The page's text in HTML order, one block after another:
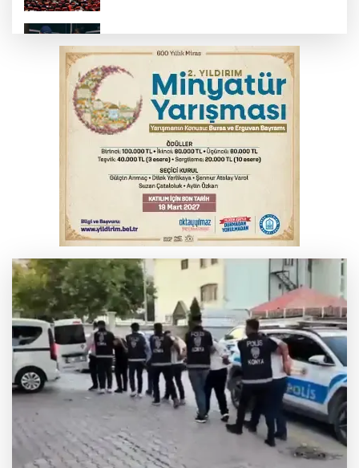
kişi tutuklandı
İnegöl’de yangın paniği! Apartmana
sıçrayan alevler söndürüldü
Serbest piyasada döviz fiyatları
Otomobil kanala uçtu: 2 yaralı